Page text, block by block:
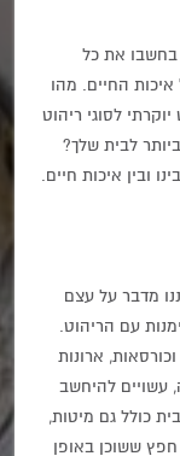
בחשבו את כל
החיים. מהו
לסוגי ריהוט
לבית שלך?
ובין איכות חיים.
מדבר על עצם
עם הריהוט.
ארונות
עשויים להיחשב
כולל גם מיטות,
ששוכן באופן